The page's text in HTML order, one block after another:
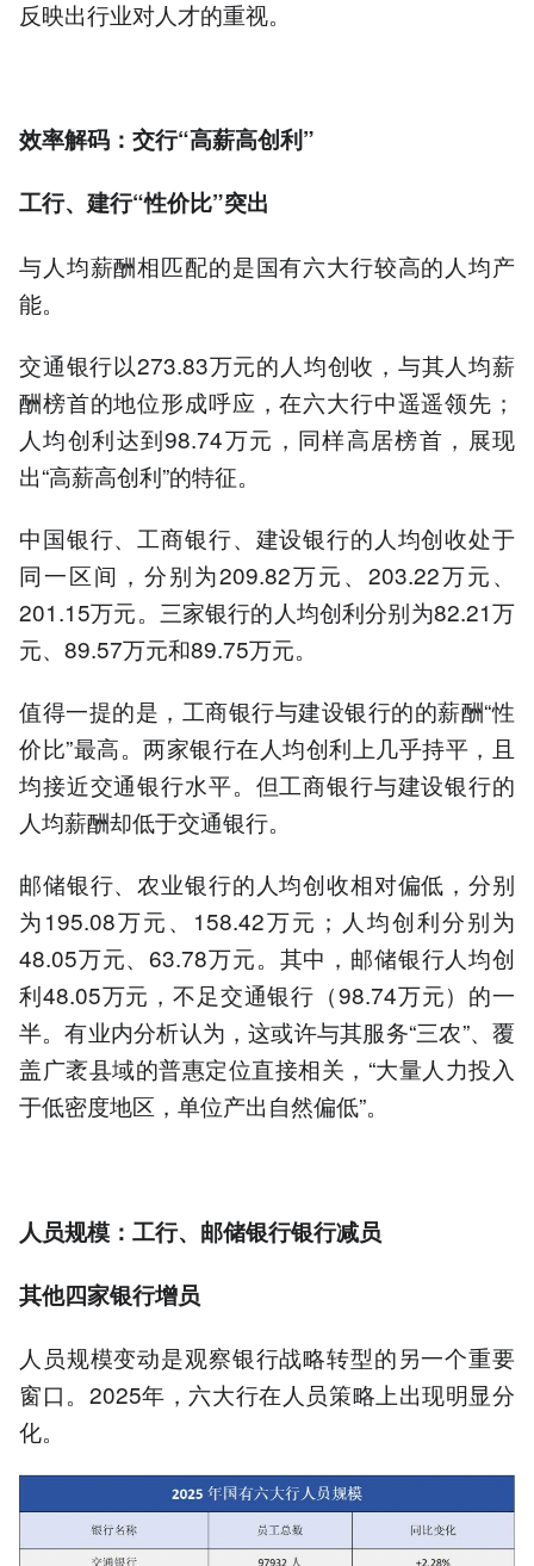
反映出行业对人才的重视。
效率解码：交行“高薪高创利”
工行、建行“性价比”突出
与人均薪酬相匹配的是国有六大行较高的人均产
能。
交通银行以273.83万元的人均创收，与其人均薪
酬榜首的地位形成呼应，在六大行中遥遥领先；
人均创利达到98.74万元，同样高居榜首，展现
出“高薪高创利”的特征。
中国银行、工商银行、建设银行的人均创收处于
同一区间，分别为209.82万元、203.22万元、
201.15万元。三家银行的人均创利分别为82.21万
元、89.57万元和89.75万元。
值得一提的是，工商银行与建设银行的的薪酬“性
价比”最高。两家银行在人均创利上几乎持平，且
均接近交通银行水平。但工商银行与建设银行的
人均薪酬却低于交通银行。
邮储银行、农业银行的人均创收相对偏低，分别
为195.08万元、158.42万元；人均创利分别为
48.05万元、63.78万元。其中，邮储银行人均创
利48.05万元，不足交通银行（98.74万元）的一
半。有业内分析认为，这或许与其服务“三农”、覆
盖广袤县域的普惠定位直接相关，“大量人力投入
于低密度地区，单位产出自然偏低”。
人员规模：工行、邮储银行银行减员
其他四家银行增员
人员规模变动是观察银行战略转型的另一个重要
窗口。2025年，六大行在人员策略上出现明显分
化。